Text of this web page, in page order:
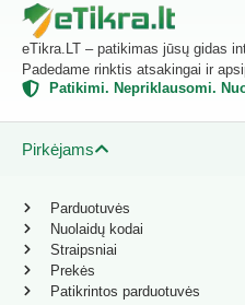
eTikra.LT – patikimas jūsų gidas
Padedame rinktis atsakingai ir
Patikimi. Nepriklausomi.
Pirkėjams
Parduotuvės
Nuolaidų kodai
Straipsniai
Prekės
Patikrintos parduotuvės